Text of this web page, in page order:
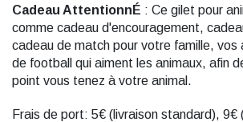
Cadeau AttentionnÉ : Ce gilet pour
comme cadeau d'encouragement,
cadeau de match pour votre famille, vos
de football qui aiment les animaux, afin
point vous tenez à votre animal.
Frais de port: 5€ (livraison standard), 9€